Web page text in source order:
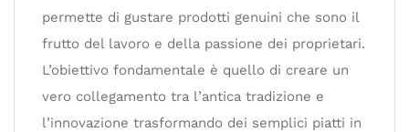
permette di gustare prodotti genuini che sono il
frutto del lavoro e della passione dei proprietari.
L’obiettivo fondamentale è quello di creare un
vero collegamento tra l’antica tradizione e
l’innovazione trasformando dei semplici piatti in